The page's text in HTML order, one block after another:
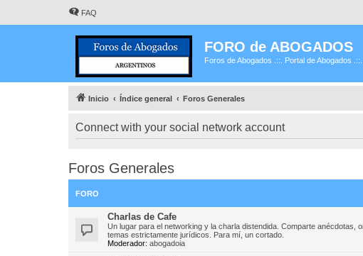
FAQ
FORO de ABOGADOS
Foros de Abogados .::. Portal de Abogados
Inicio Índice general Foros Generales
Connect with your social network account
Foros Generales
FORO
Charlas de Cafe
Un lugar para el networking y la charla distendida. Comparte anécdotas,
temas estrictamente jurídicos. Para mí, un cortado.
Moderador: abogadoia